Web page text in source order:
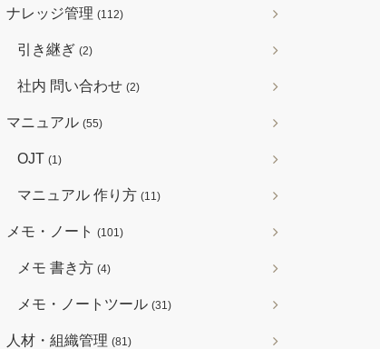
ナレッジ管理 (112)
引き継ぎ (2)
社内 問い合わせ (2)
マニュアル (55)
OJT (1)
マニュアル 作り方 (11)
メモ・ノート (101)
メモ 書き方 (4)
メモ・ノートツール (31)
人材・組織管理 (81)